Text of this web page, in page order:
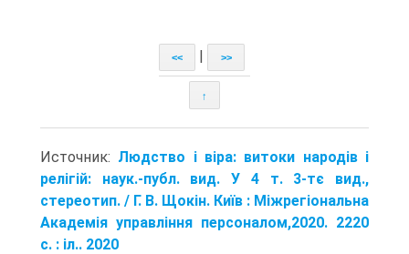
<< >>
↑
Источник: Людство і віра: витоки народів і
релігій: наук.-публ. вид. У 4 т. 3-тє вид.,
стереотип. / Г. В. Щокін. Київ : Міжрегіональна
Академія управління персоналом,2020. 2220
с. : іл.. 2020